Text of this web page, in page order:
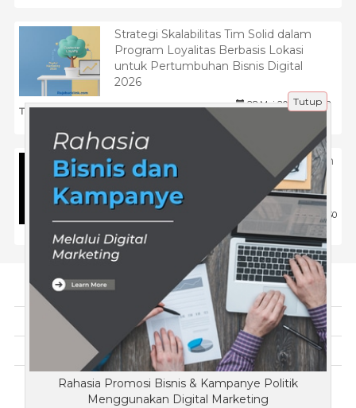
Strategi Skalabilitas Tim Solid dalam
Program Loyalitas Berbasis Lokasi
untuk Pertumbuhan Bisnis Digital
2026
Tips
28 Mei 2026 | 148
Bagaimana Brand Besar Menggunakan
Social Media Monitoring untuk Analisis
Kompetitor?
Tips
8 Maret 2025 | 530
Tentang Kami
Artikel
Disclaimer
Copyright © KopiMana.com 2018 - All rights reserved
Tutup
Rahasia Promosi Bisnis & Kampanye Politik
Menggunakan Digital Marketing